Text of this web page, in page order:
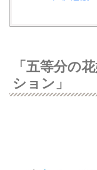
「五等分の
ション」